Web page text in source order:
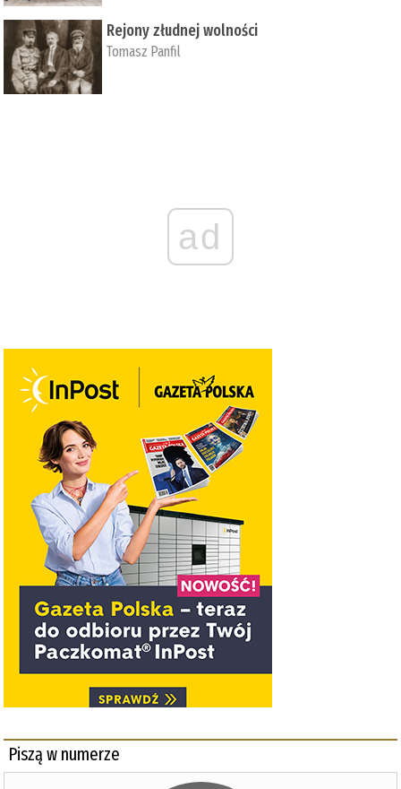
Rejony złudnej wolności
Tomasz Panfil
ad
Piszą w numerze